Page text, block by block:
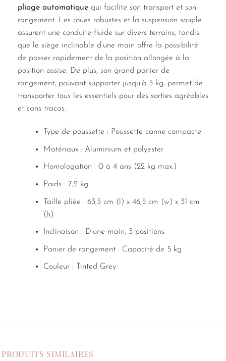
pliage automatique qui facilite son transport et son
rangement. Les roues robustes et la suspension souple
assurent une conduite fluide sur divers terrains, tandis
que le siège inclinable d’une main offre la possibilité
de passer rapidement de la position allongée à la
position assise. De plus, son grand panier de
rangement, pouvant supporter jusqu’à 5 kg, permet de
transporter tous les essentiels pour des sorties agréables
et sans tracas.
Type de poussette : Poussette canne compacte
Matériaux : Aluminium et polyester
Homologation : 0 à 4 ans (22 kg max.)
Poids : 7,2 kg
Taille pliée : 63,5 cm (l) x 46,5 cm (w) x 31 cm
(h)
Inclinaison : D’une main, 3 positions
Panier de rangement : Capacité de 5 kg
Couleur : Tinted Grey
PRODUITS SIMILAIRES